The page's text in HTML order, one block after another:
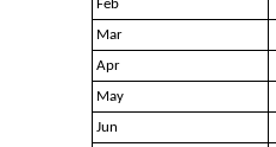
Feb
Mar
Apr
May
Jun